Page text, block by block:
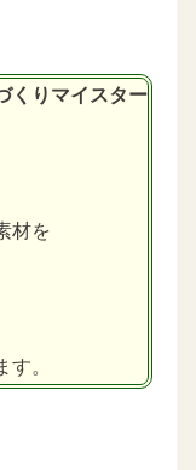
くりマイスター
材を
。